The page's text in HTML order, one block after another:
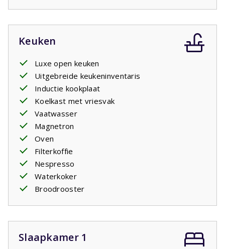
Keuken
Luxe open keuken
Uitgebreide keukeninventaris
Inductie kookplaat
Koelkast met vriesvak
Vaatwasser
Magnetron
Oven
Filterkoffie
Nespresso
Waterkoker
Broodrooster
Slaapkamer 1